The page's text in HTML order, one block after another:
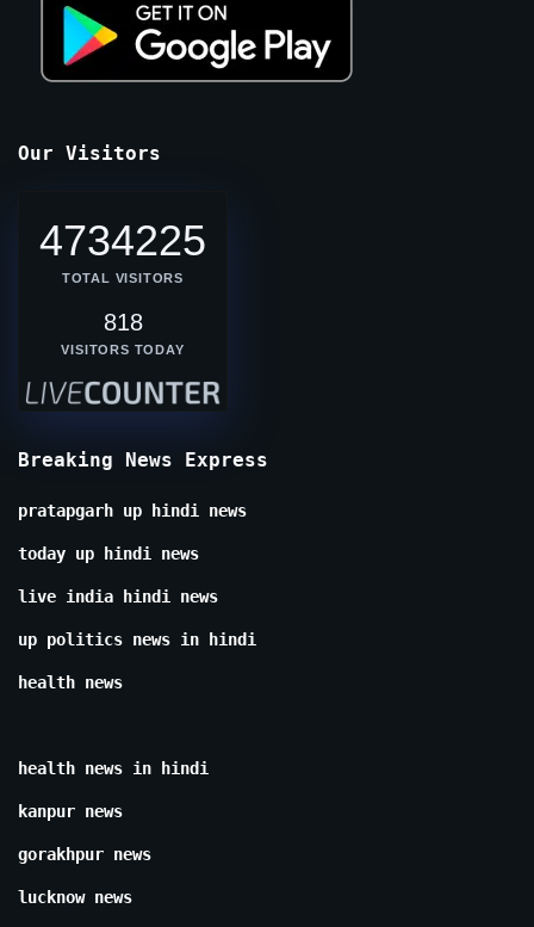
Our Visitors
4734225
TOTAL VISITORS
818
VISITORS TODAY
Breaking News Express
pratapgarh up hindi news
today up hindi news
live india hindi news
up politics news in hindi
health news
health news in hindi
kanpur news
gorakhpur news
lucknow news